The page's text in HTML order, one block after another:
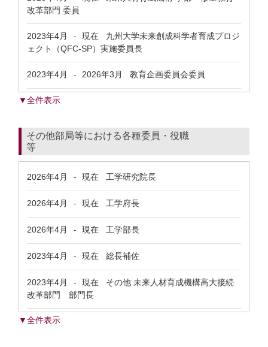
改革部門 委員
2023年4月 - 現在 九州大学未来創成科学者育成プロジ
ェクト（QFC-SP）実施委員長
2023年4月 - 2026年3月 教育企画委員会委員
▼全件表示
その他部局等における各種委員・役職
等
2026年4月 - 現在 工学研究院長
2026年4月 - 現在 工学府長
2026年4月 - 現在 工学部長
2023年4月 - 現在 総長補佐
2023年4月 - 現在 その他 未来人材育成機構高大接続
改革部門 部門長
▼全件表示